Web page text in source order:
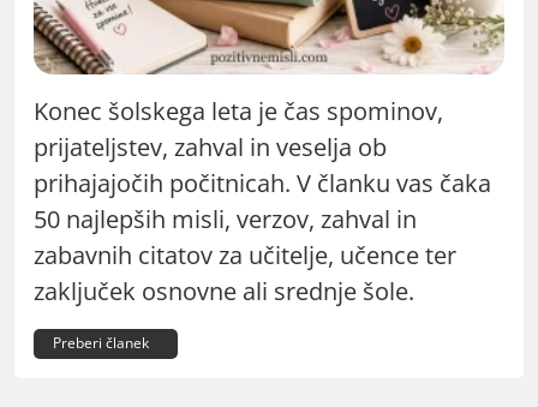
Konec šolskega leta je čas spominov,
prijateljstev, zahval in veselja ob
prihajajočih počitnicah. V članku vas čaka
50 najlepših misli, verzov, zahval in
zabavnih citatov za učitelje, učence ter
zaključek osnovne ali srednje šole.
Preberi članek